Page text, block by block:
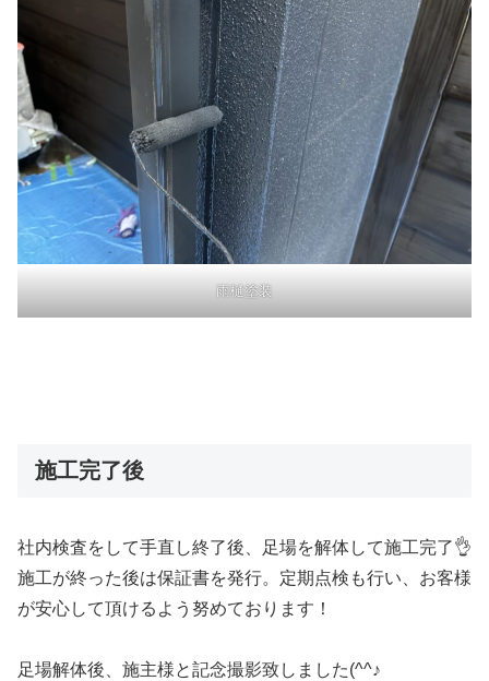
雨樋塗装
施工完了後
社内検査をして手直し終了後、足場を解体して施工完了👌
施工が終った後は保証書を発行。定期点検も行い、お客様
が安心して頂けるよう努めております！
足場解体後、施主様と記念撮影致しました(^^♪